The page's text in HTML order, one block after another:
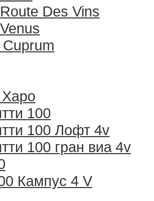
Des Vins
100
100 Лофт 4v
100 гран виа 4v
Кампус 4 V